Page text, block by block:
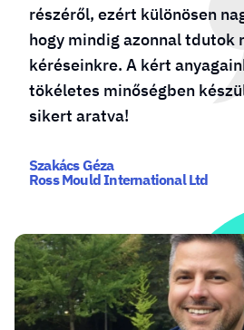
részéről, ezért különösen
hogy mindig azonnal tdutok
kéréseinkre. A kért
tökéletes minőségben
sikert aratva!
Szakács Géza
Ross Mould International Ltd